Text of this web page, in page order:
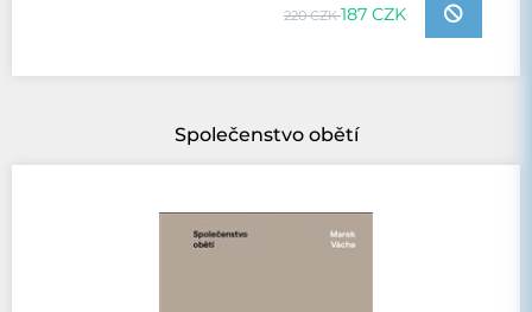
220 CZK187 CZK
Společenstvo obětí